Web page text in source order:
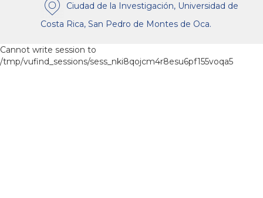
Ciudad de la Investigación, Universidad de
Costa Rica, San Pedro de Montes de Oca.
Cannot write session to
/tmp/vufind_sessions/sess_nki8qojcm4r8esu6pf155voqa5